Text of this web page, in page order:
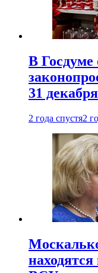
В Госдуме
31 декабря
2 года спустя2